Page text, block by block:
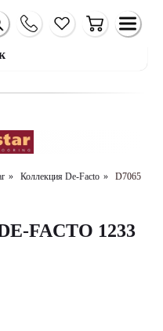
» Коллекция De-Facto » D7065
FACTO 1233